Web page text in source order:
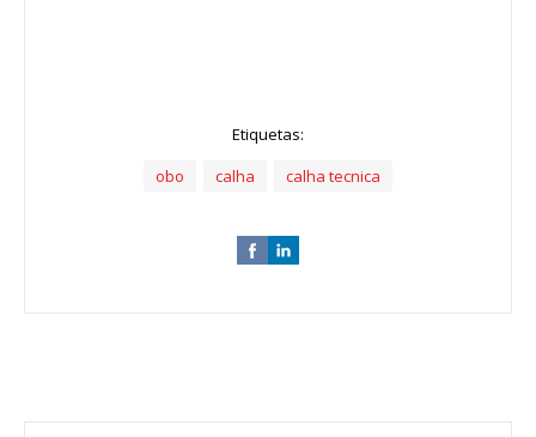
Etiquetas:
obo
calha calha tecnica